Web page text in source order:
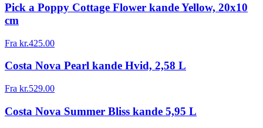
Pick a Poppy Cottage Flower kande Yellow, 20x10
cm
Fra kr.425.00
Costa Nova Pearl kande Hvid, 2,58 L
Fra kr.529.00
Costa Nova Summer Bliss kande 5,95 L